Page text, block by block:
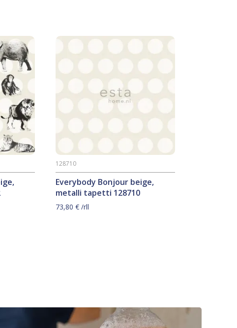
Everybody Bonjour beige,
metalli tapetti 128710
128710
73,80€ /rll